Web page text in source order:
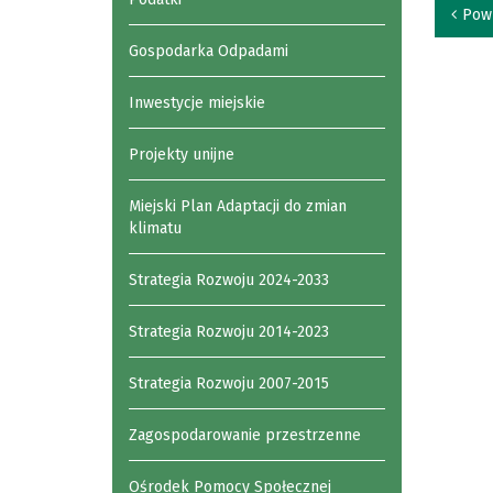
Gospodarka Odpadami
Inwestycje miejskie
Projekty unijne
Miejski Plan Adaptacji do zmian
klimatu
Strategia Rozwoju 2024-2033
Strategia Rozwoju 2014-2023
Strategia Rozwoju 2007-2015
Zagospodarowanie przestrzenne
Ośrodek Pomocy Społecznej